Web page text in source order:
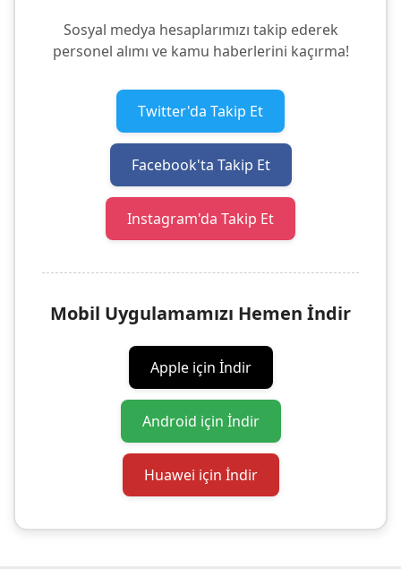
Sosyal medya hesaplarımızı takip ederek
personel alımı ve kamu haberlerini kaçırma!
Twitter'da Takip Et
Facebook'ta Takip Et
Instagram'da Takip Et
Mobil Uygulamamızı Hemen İndir
Apple için İndir
Android için İndir
Huawei için İndir